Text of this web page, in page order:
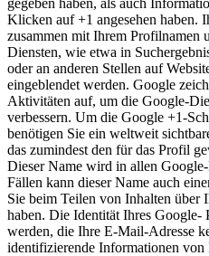
Klicken auf +1 angesehen haben.
zusammen mit Ihrem Profilnamen
Diensten, wie etwa in
oder an anderen Stellen auf
eingeblendet werden. Google
Aktivitäten auf, um die Google-
verbessern. Um die Google +1-
benötigen Sie ein weltweit
das zumindest den für das Profil
Dieser Name wird in allen
Fällen kann dieser Name auch
Sie beim Teilen von Inhalten
haben. Die Identität Ihres Google-
werden, die Ihre E-Mail-Adresse
identifizierende Informationen von